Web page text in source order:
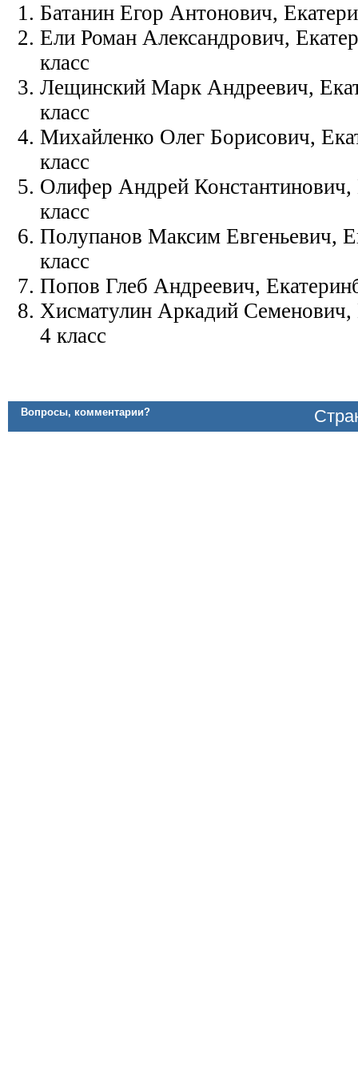
Батанин Егор Антонович,
Ели Роман Александрович,
класс
Лещинский Марк Андреевич,
класс
Михайленко Олег Борисович,
класс
Олифер Андрей
класс
Полупанов Максим Евгеньевич,
класс
Попов Глеб Андреевич,
Хисматулин Аркадий Семенович,
4 класс
Вопросы, комментарии?